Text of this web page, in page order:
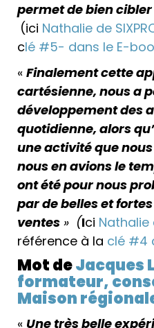
permet de bien
(ici Nathalie de
clé #5- dans le E-
« Finalement cette
cartésienne, nous a
développement des
quotidienne, alors
une activité que
nous en avions le
ont été pour nous
par de belles et
ventes » (Ici Nathalie
référence à la clé #4
Mot deJacques
formateur,
Maison
« Une très belle